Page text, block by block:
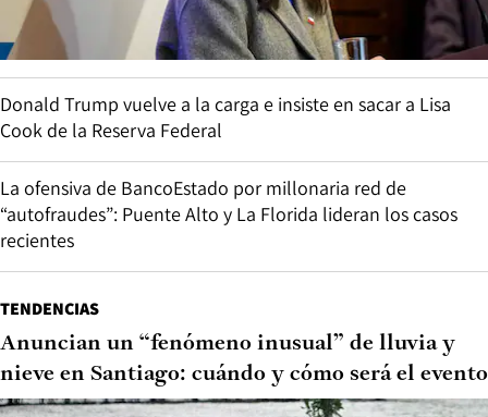
Donald Trump vuelve a la carga e insiste en sacar a Lisa
Cook de la Reserva Federal
La ofensiva de BancoEstado por millonaria red de
“autofraudes”: Puente Alto y La Florida lideran los casos
recientes
TENDENCIAS
Anuncian un “fenómeno inusual” de lluvia y
nieve en Santiago: cuándo y cómo será el evento